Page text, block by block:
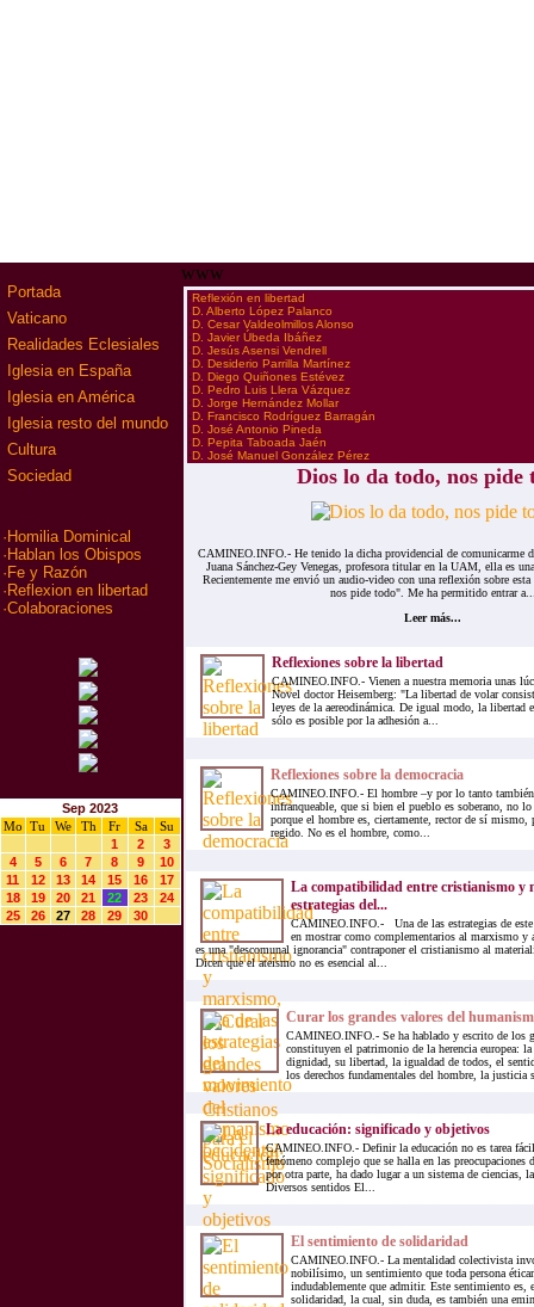
Portada
Vaticano
Realidades Eclesiales
Iglesia en España
Iglesia en América
Iglesia resto del mundo
Cultura
Sociedad
· Homilia Dominical
· Hablan los Obispos
· Fe y Razón
· Reflexion en libertad
·Colaboraciones
Sep 2023
Mo
Tu We Th Fr Sa
Su
1
2
3
4
5 6 7 8 9
10
11
12 13 14 15 16
17
18
19 20 21 22 23
24
25
26 27 28 29 30
www
·Reflexión en libertad
·D. Alberto López Palanco
·D. Cesar Valdeolmillos Alonso
·D. Javier Úbeda Ibáñez
·D. Jesús Asensi Vendrell
·D. Desiderio Parrilla Martínez
·D. Diego Quiñones Estévez
·D. Pedro Luis Llera Vázquez
·D. Jorge Hernández Mollar
·D. Francisco Rodríguez Barragán
·D. José Antonio Pineda
·D. Pepita Taboada Jaén
·D. José Manuel González Pérez
Dios lo da todo, nos pide
CAMINEO.INFO.- He tenido la dicha providencial de comunicarme
Juana Sánchez-Gey Venegas, profesora titular en la UAM, ella es
Recientemente me envió un audio-video con una reflexión sobre
nos pide todo". Me ha permitido entrar
Leer más...
Reflexiones sobre la libertad
CAMINEO.INFO.- Vienen a nuestra memoria unas
Novel doctor Heisemberg: "La libertad de volar
leyes de la aereodinámica. De igual modo, la libertad
sólo es posible por la adhesión a...
Reflexiones sobre la democracia
CAMINEO.INFO.- El hombre –y por lo tanto
infranqueable, que si bien el pueblo es soberano, no
porque el hombre es, ciertamente, rector de sí mismo,
regido. No es el hombre, como...
La compatibilidad entre cristianismo y
estrategias del...
CAMINEO.INFO.- Una de las estrategias de
en mostrar como complementarios al marxismo
es una "descomunal ignorancia" contraponer el cristianismo al
Dicen que el ateísmo no es esencial al...
Curar los grandes valores del
CAMINEO.INFO.- Se ha hablado y escrito de los
constituyen el patrimonio de la herencia europea:
dignidad, su libertad, la igualdad de todos, el
los derechos fundamentales del hombre, la justicia
La educación: significado y objetivos
CAMINEO.INFO.- Definir la educación no es tarea
fenómeno complejo que se halla en las preocupaciones
por otra parte, ha dado lugar a un sistema de ciencias,
Diversos sentidos El...
El sentimiento de solidaridad
CAMINEO.INFO.- La mentalidad colectivista
nobilísimo, un sentimiento que toda persona
indudablemente que admitir. Este sentimiento es,
solidaridad, la cual, sin duda, es también una